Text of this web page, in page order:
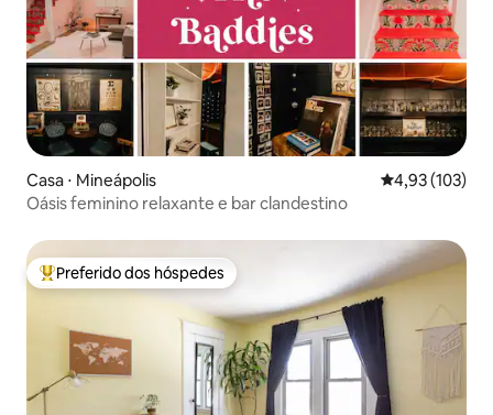
Casa ⋅ Mineápolis 4,93 de uma
4,93 (103)
Oásis feminino relaxante e bar clandestino
Entre os melhores preferidos dos hóspedes
Preferido dos hóspedes